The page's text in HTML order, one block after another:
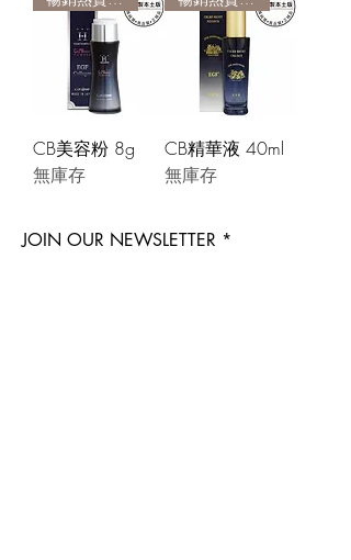
CB美容粉 8g
無庫存
CB精華液 40ml
無庫存
JOIN OUR NEWSLETTER